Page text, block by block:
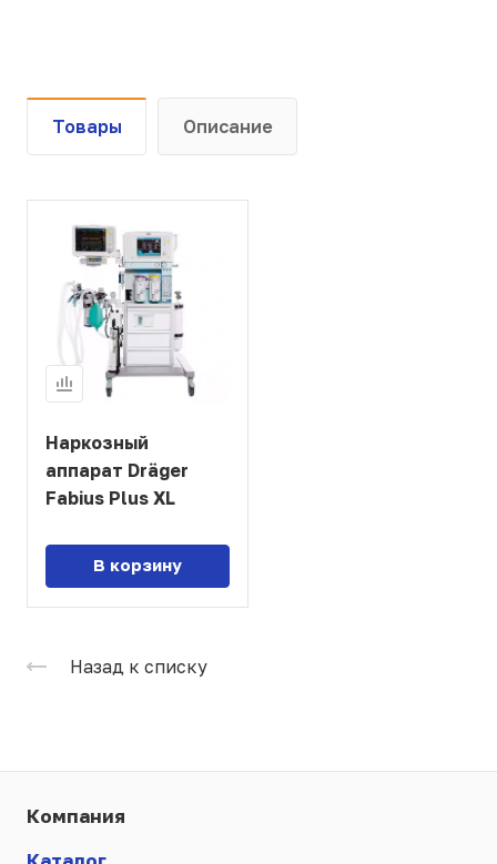
Товары Описание
Наркозный
аппарат Dräger
Fabius Plus XL
В корзину
Назад к списку
Компания